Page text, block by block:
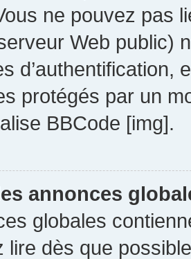
ne pouvez pas
Web public)
d’authentification,
protégés par un
BBCode [img].
annonces
globales
lire dès que